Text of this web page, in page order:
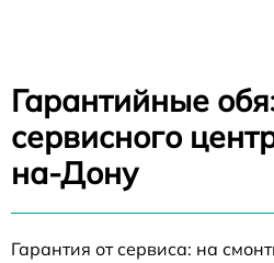
Гарантийные
сервисного
на-Дону
Гарантия от сервиса: на